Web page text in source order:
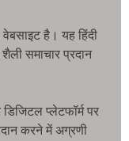
वेबसाइट है। यह हिंदी
समाचार प्रदान
प्लेटफॉर्म पर
करने में अग्रणी